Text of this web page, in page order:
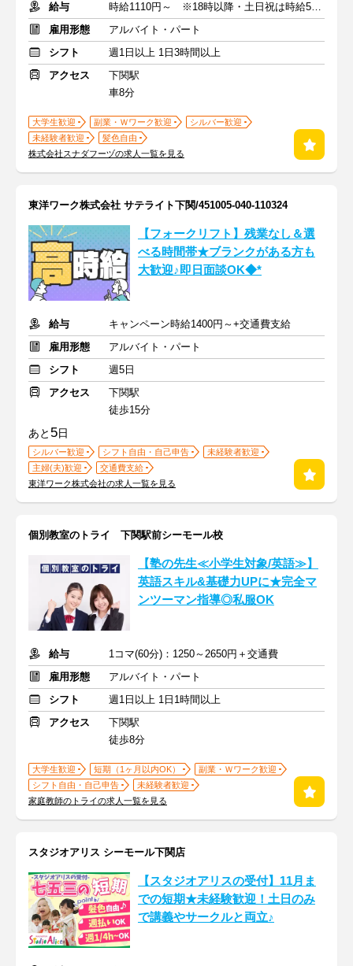
給与
時給1110円～ ※18時以降・土日祝は時給50円UP ＋ 交通費支給
雇用形態
アルバイト・パート
シフト
週1日以上 1日3時間以上
アクセス
下関駅
車8分
大学生歓迎 副業・Ｗワーク歓迎
シルバー歓迎
未経験者歓迎
髪色自由
株式会社スナダフーヅの求人一覧を見る
東洋ワーク株式会社 サテライト下関/451005-040-110324
【フォークリフト】残業なし＆選
べる時間帯★ブランクがある方も
大歓迎♪即日面談OK◆*
給与
キャンペーン時給1400円～+交通費支給
雇用形態
アルバイト・パート
シフト
週5日
アクセス
下関駅
徒歩15分
あと 5日
シルバー歓迎 シフト自由・自己申告
未経験者歓迎
主婦(夫)歓迎
交通費支給
東洋ワーク株式会社の求人一覧を見る
個別教室のトライ 下関駅前シーモール校
【塾の先生≪小学生対象/英語≫】
英語スキル&基礎力UPに★完全マ
ンツーマン指導◎私服OK
給与
1コマ(60分)：1250～2650円＋交通費
雇用形態
アルバイト・パート
シフト
週1日以上 1日1時間以上
アクセス
下関駅
徒歩8分
大学生歓迎 短期（1ヶ月以内OK）
副業・Ｗワーク歓迎
シフト自由・自己申告
未経験者歓迎
家庭教師のトライの求人一覧を見る
スタジオアリス シーモール下関店
【スタジオアリスの受付】11月ま
での短期★未経験歓迎！土日のみ
で講義やサークルと両立♪